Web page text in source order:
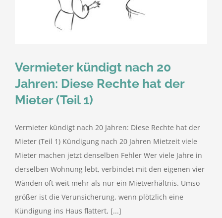
Blog
Impressum
Datenschutzerklärung
Vermieter kündigt nach 20
Jahren: Diese Rechte hat der
Mieter (Teil 1)
Vermieter kündigt nach 20 Jahren: Diese Rechte hat der
Mieter (Teil 1) Kündigung nach 20 Jahren Mietzeit viele
Mieter machen jetzt denselben Fehler Wer viele Jahre in
derselben Wohnung lebt, verbindet mit den eigenen vier
Wänden oft weit mehr als nur ein Mietverhältnis. Umso
größer ist die Verunsicherung, wenn plötzlich eine
Kündigung ins Haus flattert, [...]